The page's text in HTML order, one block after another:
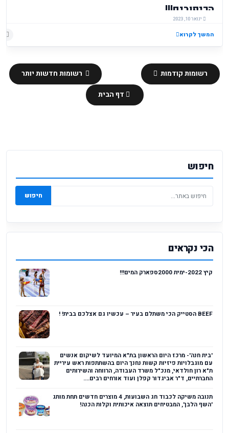
הכיפורים!!!
ינואר 10, 2023
המשך לקרוא
רשומות חדשות יותר רשומות קודמות
דף הבית
חיפוש
חיפוש
הכי נקראים
קיץ 2022-ימית 2000ספארק המים!!!
BEEF הסטייק הכי משתלם בעיר – עכשיו גם אצלכם בבית! !
'בית חנה'- מרכז היום הראשון בת"א המיועד לשיקום אנשים
עם מוגבלויות פיזיות קשות נחנך היום בהשתתפות ראש עיריית
ת"א רון חולדאי, מנכ"ל משרד העבודה, הרווחה והשירותים
החברתיים, ד"ר אביגדור קפלן ועוד אורחים רבים....
תנובה משיקה לכבוד חג השבועות, 4 מוצרים חדשים תחת מותג
'השף הלבן', המבטיחים תוצאה איכותית וקלות הכנה!